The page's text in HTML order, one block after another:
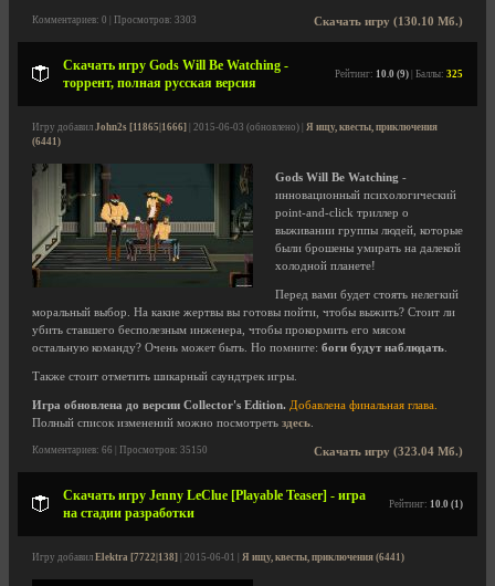
Скачать игру (130.10 Мб.)
Комментариев: 0 | Просмотров: 3303
Скачать игру Gods Will Be Watching -
торрент, полная русская версия
Рейтинг: 10.0 (9) | Баллы: 325
Игру добавил John2s [11865|1666] | 2015-06-03 (обновлено) | Я ищу, квесты, приключения
(6441)
Gods Will Be Watching -
инновационный психологический
point-and-click триллер о
выживании группы людей, которые
были брошены умирать на далекой
холодной планете!
Перед вами будет стоять нелегкий
моральный выбор. На какие жертвы вы готовы пойти, чтобы выжить? Стоит ли
убить ставшего бесполезным инженера, чтобы прокормить его мясом
остальную команду? Очень может быть. Но помните: боги будут наблюдать
Также стоит отметить шикарный саундтрек игры.
Игра обновлена до версии Collector's Edition. Добавлена финальная глава.
Полный список изменений можно посмотреть здесь
Скачать игру (323.04 Мб.)
Комментариев: 66 | Просмотров: 35150
Скачать игру Jenny LeClue [Playable Teaser] - игра
на стадии разработки
Рейтинг: 10.0 (1)
Игру добавил Elektra [7722|138] | 2015-06-01 | Я ищу, квесты, приключения (6441)